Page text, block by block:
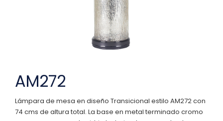
AM272
Lámpara de mesa en diseño Transicional estilo AM272 con
74 cms de altura total. La base en metal terminado cromo